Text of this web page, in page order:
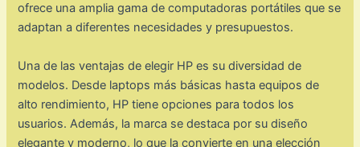
ofrece una amplia gama de computadoras portátiles que se
adaptan a diferentes necesidades y presupuestos.
Una de las ventajas de elegir HP es su diversidad de
modelos. Desde laptops más básicas hasta equipos de
alto rendimiento, HP tiene opciones para todos los
usuarios. Además, la marca se destaca por su diseño
elegante y moderno, lo que la convierte en una elección